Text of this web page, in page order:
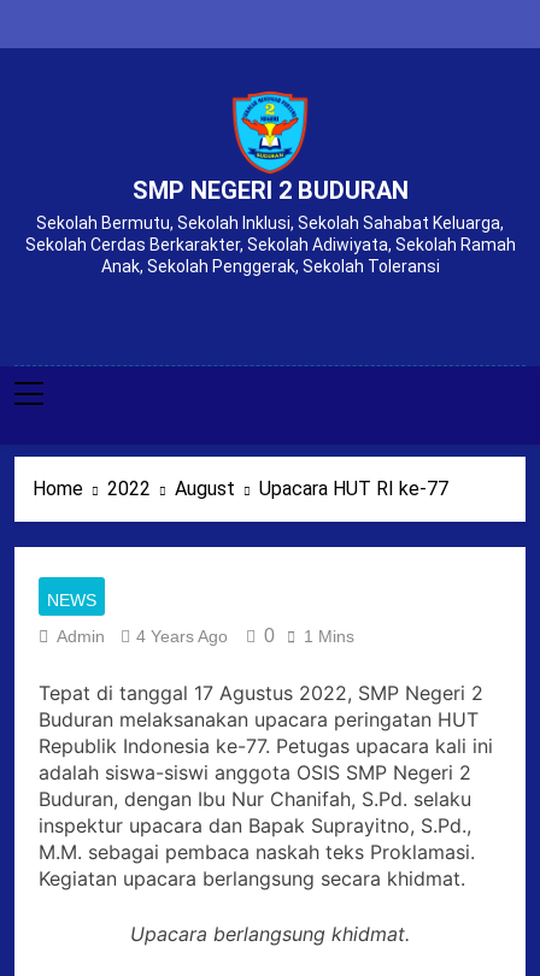
SMP NEGERI 2 BUDURAN
Sekolah Bermutu, Sekolah Inklusi, Sekolah Sahabat Keluarga,
Sekolah Cerdas Berkarakter, Sekolah Adiwiyata, Sekolah Ramah
Anak, Sekolah Penggerak, Sekolah Toleransi
Home 2022 August Upacara HUT RI ke-77
NEWS
Admin
4 Years Ago 0 1 Mins
Tepat di tanggal 17 Agustus 2022, SMP Negeri 2
Buduran melaksanakan upacara peringatan HUT
Republik Indonesia ke-77. Petugas upacara kali ini
adalah siswa-siswi anggota OSIS SMP Negeri 2
Buduran, dengan Ibu Nur Chanifah, S.Pd. selaku
inspektur upacara dan Bapak Suprayitno, S.Pd.,
M.M. sebagai pembaca naskah teks Proklamasi.
Kegiatan upacara berlangsung secara khidmat.
Upacara berlangsung khidmat.